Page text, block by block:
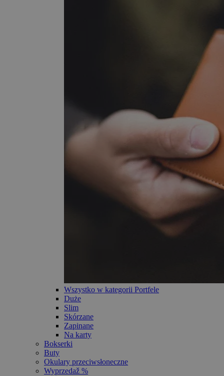
Wszystko w kategorii Portfele
Duże
Slim
Skórzane
Zapinane
Na karty
Bokserki
Buty
Okulary przeciwsłoneczne
Wyprzedaž %